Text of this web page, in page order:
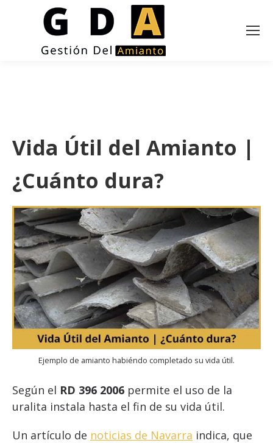
Vida Útil del Amianto |
¿Cuánto dura?
Ejemplo de amianto habiéndo completado su vida útil.
Según el RD 396 2006 permite el uso de la
uralita instala hasta el fin de su vida útil.
Un artículo de noticias de Navarra indica, que